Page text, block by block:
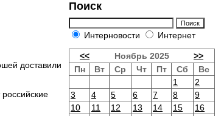
доставили
Поиск
Интерновости Интернет
<< Ноябрь 2025
>>
Пн
Вт Ср Чт Пт Сб
Вс
1
2
3
4 5 6 7 8
9
10
11 12 13 14 15
16